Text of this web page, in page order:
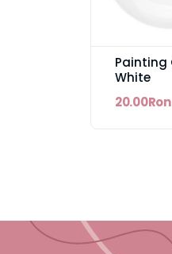
Painting Gel
White
20.00Ron